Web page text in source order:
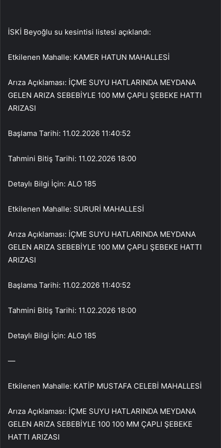
İSKİ Beyoğlu su kesintisi listesi açıklandı:
Etkilenen Mahalle: KAMER HATUN MAHALLESİ
Arıza Açıklaması: İÇME SUYU HATLARINDA MEYDANA
GELEN ARIZA SEBEBİYLE 100 MM ÇAPLI ŞEBEKE HATTI
ARIZASI
Başlama Tarihi: 11.02.2026 11:40:52
Tahmini Bitiş Tarihi: 11.02.2026 18:00
Detaylı Bilgi İçin: ALO 185
Etkilenen Mahalle: SURURİ MAHALLESİ
Arıza Açıklaması: İÇME SUYU HATLARINDA MEYDANA
GELEN ARIZA SEBEBİYLE 100 MM ÇAPLI ŞEBEKE HATTI
ARIZASI
Başlama Tarihi: 11.02.2026 11:40:52
Tahmini Bitiş Tarihi: 11.02.2026 18:00
Detaylı Bilgi İçin: ALO 185
—
Etkilenen Mahalle: KATİP MUSTAFA CELEBİ MAHALLESİ
Arıza Açıklaması: İÇME SUYU HATLARINDA MEYDANA
GELEN ARIZA SEBEBİYLE 100 100 MM ÇAPLI ŞEBEKE
HATTI ARIZASI